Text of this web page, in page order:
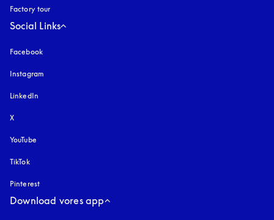
Factory tour
Social Links
Facebook
Instagram
LinkedIn
X
YouTube
TikTok
Pinterest
Download vores app